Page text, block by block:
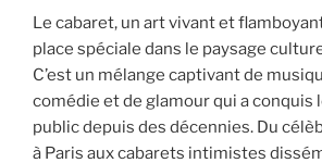
Le cabaret, un art vivant et
place spéciale dans le paysage
C’est un mélange captivant de
comédie et de glamour qui a conquis
public depuis des décennies. Du
à Paris aux cabarets intimistes